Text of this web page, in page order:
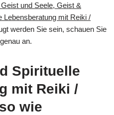
und Seele, Geist &
Lebensberatung mit Reiki /
werden Sie sein, schauen Sie
an.
Spirituelle
mit Reiki /
wie